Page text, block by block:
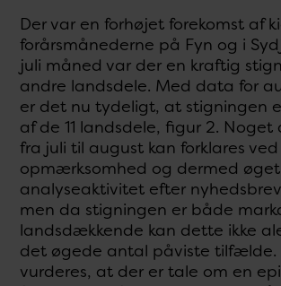
Der var en forhøjet forekomst af
forårsmånederne på Fyn og i
juli måned var der en kraftig
andre landsdele. Med data for
er det nu tydeligt, at stigningen
af de 11 landsdele, figur 2.
fra juli til august kan forklares
opmærksomhed og dermed øget
analyseaktivitet efter
men da stigningen er både
landsdækkende kan dette ikke
det øgede antal påviste tilfælde.
vurderes, at der er tale om en